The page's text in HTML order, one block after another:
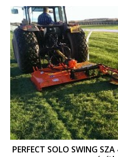
PERFECT SOLO SWING